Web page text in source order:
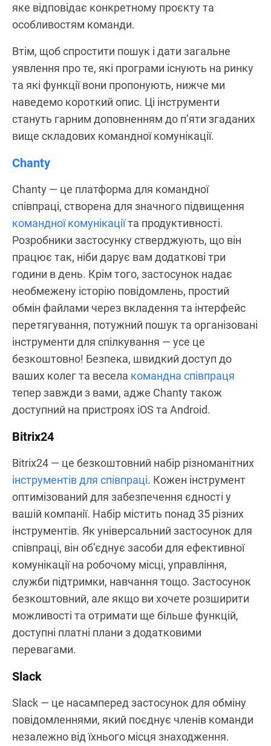
яке відповідає конкретному проєкту та
особливостям команди.
Втім, щоб спростити пошук і дати загальне
уявлення про те, які програми існують на ринку
та які функції вони пропонують, нижче ми
наведемо короткий опис. Ці інструменти
стануть гарним доповненням до п’яти згаданих
вище складових командної комунікації.
Chanty
Chanty — це платформа для командної
співпраці, створена для значного підвищення
командної комунікаціїта продуктивності.
Розробники застосунку стверджують, що він
працює так, ніби дарує вам додаткові три
години в день. Крім того, застосунок надає
необмежену історію повідомлень, простий
обмін файлами через вкладення та інтерфейс
перетягування, потужний пошук та організовані
інструменти для спілкування — усе це
безкоштовно! Безпека, швидкий доступ до
ваших колег та весела командна співпраця
тепер завжди з вами, адже Chanty також
доступний на пристроях iOS та Android.
Bitrix24
Bitrix24 — це безкоштовний набір різноманітних
інструментів для співпраці. Кожен інструмент
оптимізований для забезпечення єдності у
вашій компанії. Набір містить понад 35 різних
інструментів. Як універсальний застосунок для
співпраці, він об’єднує засоби для ефективної
комунікації на робочому місці, управління,
служби підтримки, навчання тощо. Застосунок
безкоштовний, але якщо ви хочете розширити
можливості та отримати ще більше функцій,
доступні платні плани з додатковими
перевагами.
Slack
Slack — це насамперед застосунок для обміну
повідомленнями, який поєднує членів команди
незалежно від їхнього місця знаходження.